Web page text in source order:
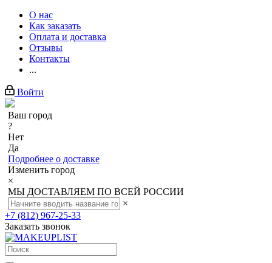
О нас
Как заказать
Оплата и доставка
Отзывы
Контакты
...
Войти
Ваш город
?
Нет
Да
Подробнее о доставке
Изменить город
×
МЫ ДОСТАВЛЯЕМ ПО ВСЕЙ РОССИИ
×
+7 (812) 967-25-33
Заказать звонок